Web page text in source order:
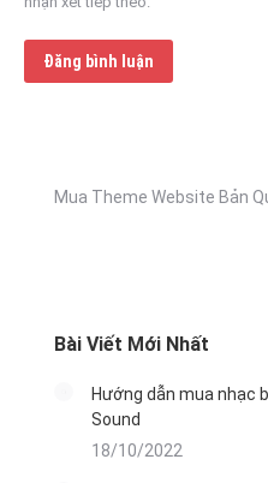
Đăng bình luận
Mua Theme Website Bản
Bài Viết Mới Nhất
Hướng dẫn mua nhạc
Sound
18/10/2022